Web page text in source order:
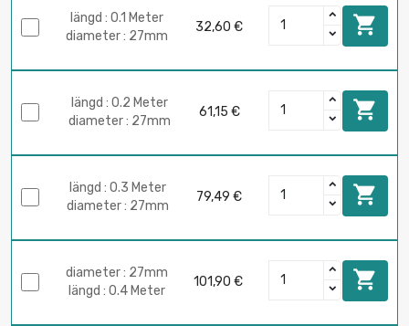
längd : 0.1 Meter
diameter : 27mm
32,60 € 
längd : 0.2 Meter
diameter : 27mm
61,15 € 
längd : 0.3 Meter
diameter : 27mm
79,49 € 
diameter : 27mm
längd : 0.4 Meter
101,90 € 